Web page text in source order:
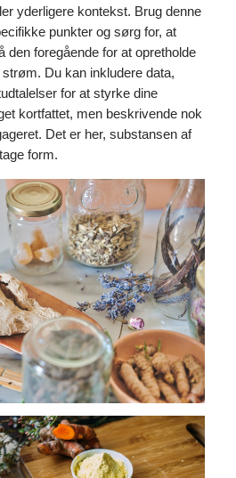
yderligere kontekst. Brug denne
punkter og sørg for, at
den foregående for at opretholde
Du kan inkludere data,
for at styrke dine
kortfattet, men beskrivende nok
Det er her, substansen af
form.